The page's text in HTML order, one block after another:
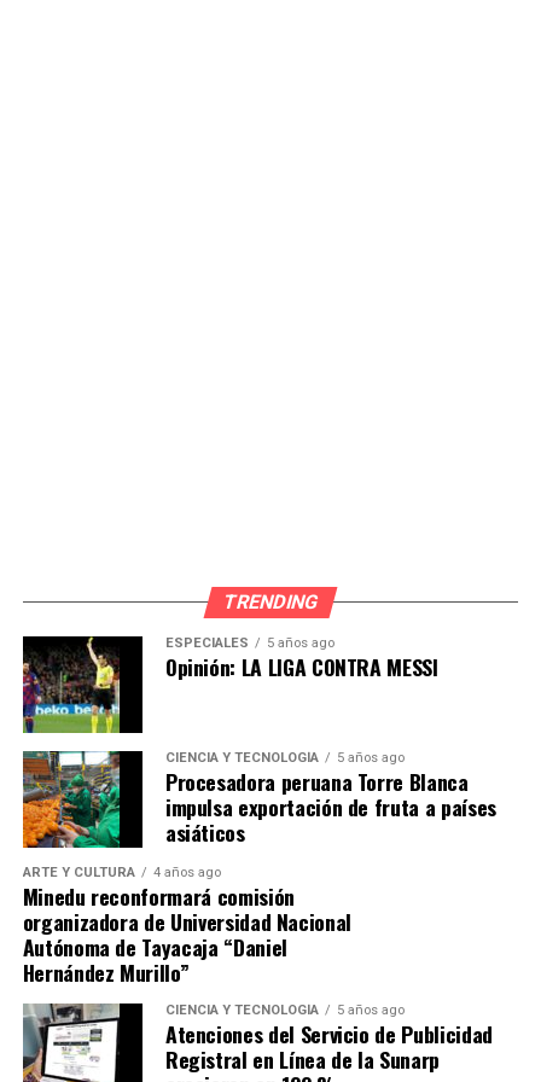
Limpio” que consistió en el procesamiento de material
reciclado para generar bonos y construir viviendas para
las personas más humildes de la capital, y así entre
otras labores sociales que han funcionado con
muchísimo éxito siendo bien recibidas por la gran
Y con frases como: “Ganémosle a la dictadura de los
eternos candidatos del distrito”, “Con corazón todo sale
TRENDING
ESPECIALES 5 años ago
Opinión: LA LIGA CONTRA MESSI
CIENCIA Y TECNOLOGÍA 5 años ago
Procesadora peruana Torre Blanca
impulsa exportación de fruta a países
asiáticos
ARTE Y CULTURA 4 años ago
Minedu reconformará comisión
organizadora de Universidad Nacional
Autónoma de Tayacaja “Daniel
Hernández Murillo”
CIENCIA Y TECNOLOGÍA 5 años ago
Atenciones del Servicio de Publicidad
Registral en Línea de la Sunarp